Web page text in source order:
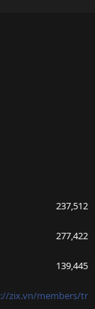
237,512
277,422
139,445
zix.vn/members/tr